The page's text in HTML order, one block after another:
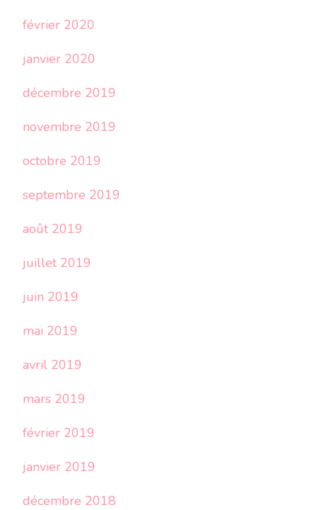
février 2020
janvier 2020
décembre 2019
novembre 2019
octobre 2019
septembre 2019
août 2019
juillet 2019
juin 2019
mai 2019
avril 2019
mars 2019
février 2019
janvier 2019
décembre 2018